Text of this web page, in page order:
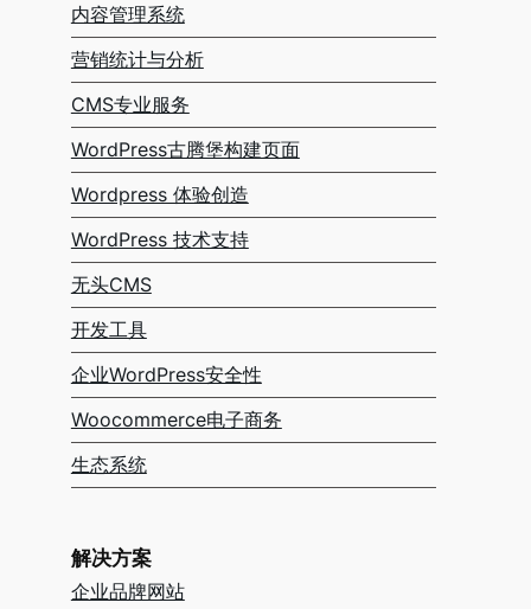
内容管理系统
营销统计与分析
CMS专业服务
WordPress古腾堡构建页面
Wordpress 体验创造
WordPress 技术支持
无头CMS
开发工具
企业WordPress安全性
Woocommerce电子商务
生态系统
解决方案
企业品牌网站